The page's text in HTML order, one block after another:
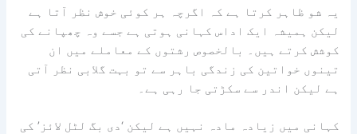
یہ شو ظاہر کرتا ہے کہ اگرچہ ہر کوئی خوش نظر آتا ہے
لیکن ہمیشہ ایک اداس کہانی ہوتی ہے جسے وہ چھپانے کی
کوشش کرتے ہیں۔ بالخصوص رشتوں کے معاملے میں ان
تینوں خواتین کی زندگی باہر سے تو بہت گلابی نظر آتی
ہے لیکن اندر سے سکڑتی جا رہی ہے۔
کہانی میں زیادہ مادہ نہیں ہے لیکن ‘دی بگ لٹل لائز’ کی